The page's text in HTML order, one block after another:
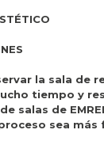
la sala de
tiempo y
salas de
sea más